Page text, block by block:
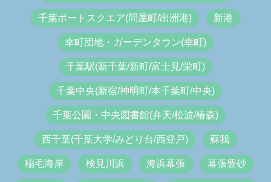
千葉ポートスクエア(問屋町/出洲港) 新港
幸町団地・ガーデンタウン(幸町)
千葉駅(新千葉/新町/富士見/栄町)
千葉中央(新宿/神明町/本千葉町/中央)
千葉公園・中央図書館(弁天/松波/椿森)
西千葉(千葉大学/みどり台/西登戸) 蘇我
稲毛海岸 検見川浜 海浜幕張 幕張豊砂